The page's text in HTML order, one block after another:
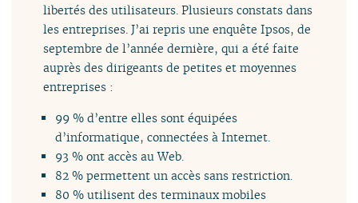
libertés des utilisateurs. Plusieurs constats dans
les entreprises. J’ai repris une enquête Ipsos, de
septembre de l’année dernière, qui a été faite
auprès des dirigeants de petites et moyennes
entreprises :
99 % d’entre elles sont équipées
d’informatique, connectées à Internet.
93 % ont accès au Web.
82 % permettent un accès sans restriction.
80 % utilisent des terminaux mobiles